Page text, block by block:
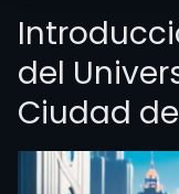
del
Ciudad